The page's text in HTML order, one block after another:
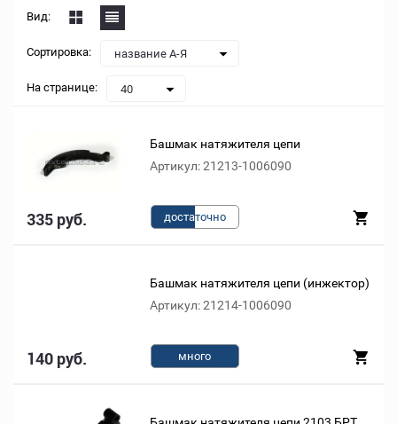
Вид:
Сортировка: название А-Я
На странице: 40
Башмак натяжителя цепи
Артикул: 21213-1006090
335 руб. достаточно
Башмак натяжителя цепи (инжектор)
Артикул: 21214-1006090
140 руб. много